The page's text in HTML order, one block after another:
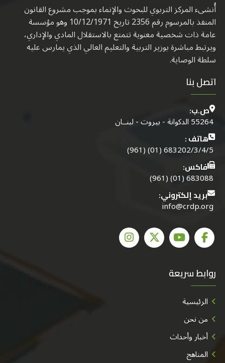
أُنشىء المركز التربوي للبحوث والإنماء بموجب مشروع القانون
المنفذ بالمرسوم رقم 2356 تاريخ 10/12/1971 وهو مؤسسة
عامة ذات شخصية معنوية تتمتع بالاستقلال المادي والإداري،
ويرتبط مباشرة بوزير التربية والتعليم العالي الذي يمارس عليه
سلطة الوصاية.
اتصل بنا
ص.ب:
55264 الدكوانة - بيروت - لبنــان
هاتف :
683202/3/4/5 (01) (961)
فاكس:
683088 (01) (961)
بريد إلكتروني:
info@crdp.org
روابط سريعة
الرئيسية
من نحن
أخبار وأحداث
المناهج